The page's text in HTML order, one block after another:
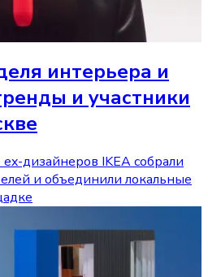
интерьера и
и участники
дизайнеров IKEA собрали
и объединили локальные